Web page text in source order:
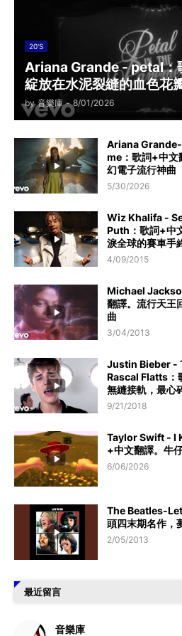
20'S
Ariana Grande - petal：
綻放在水泥裂縫的血色花
by 音樂庫 - 8/01/2026
Ariana
me：歌詞+中文
幻電子流行神曲
5/30/2026
Wiz Khalifa -
Puth：歌詞+中
淚全球的賽車手
4/09/2015
Michael
翻譯。流行天王
曲
3/04/2013
Justin Bieber -
Rascal Flatts：
無縫接軌，最心
9/21/2018
Taylor Swift - I
+中文翻譯。牛
6/06/2026
The Beatles-
頭四末期名作，
2/05/2013
最近留言
音樂庫